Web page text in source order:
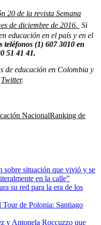
20 de la revista Semana
de diciembre de 2016. Si
educación en el país y en el
teléfonos (1) 607 3010 en
51 41 41.
de educación en Colombia y
Twitter.
NacionalRanking de
sobre situación que vivió y se
en la calle”
su red para la era de los
de Polonia: Santiago
y Antonela Roccuzzo que